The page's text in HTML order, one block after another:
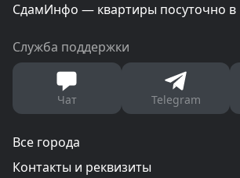
СдамИнфо — квартиры посуточно в
Служба поддержки
Чат Telegram
Все города
Контакты и реквизиты